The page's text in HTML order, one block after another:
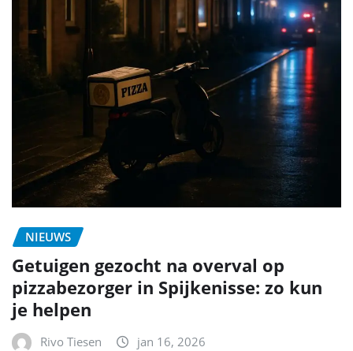
NIEUWS
Getuigen gezocht na overval op
pizzabezorger in Spijkenisse: zo kun
je helpen
Rivo Tiesen jan 16, 2026